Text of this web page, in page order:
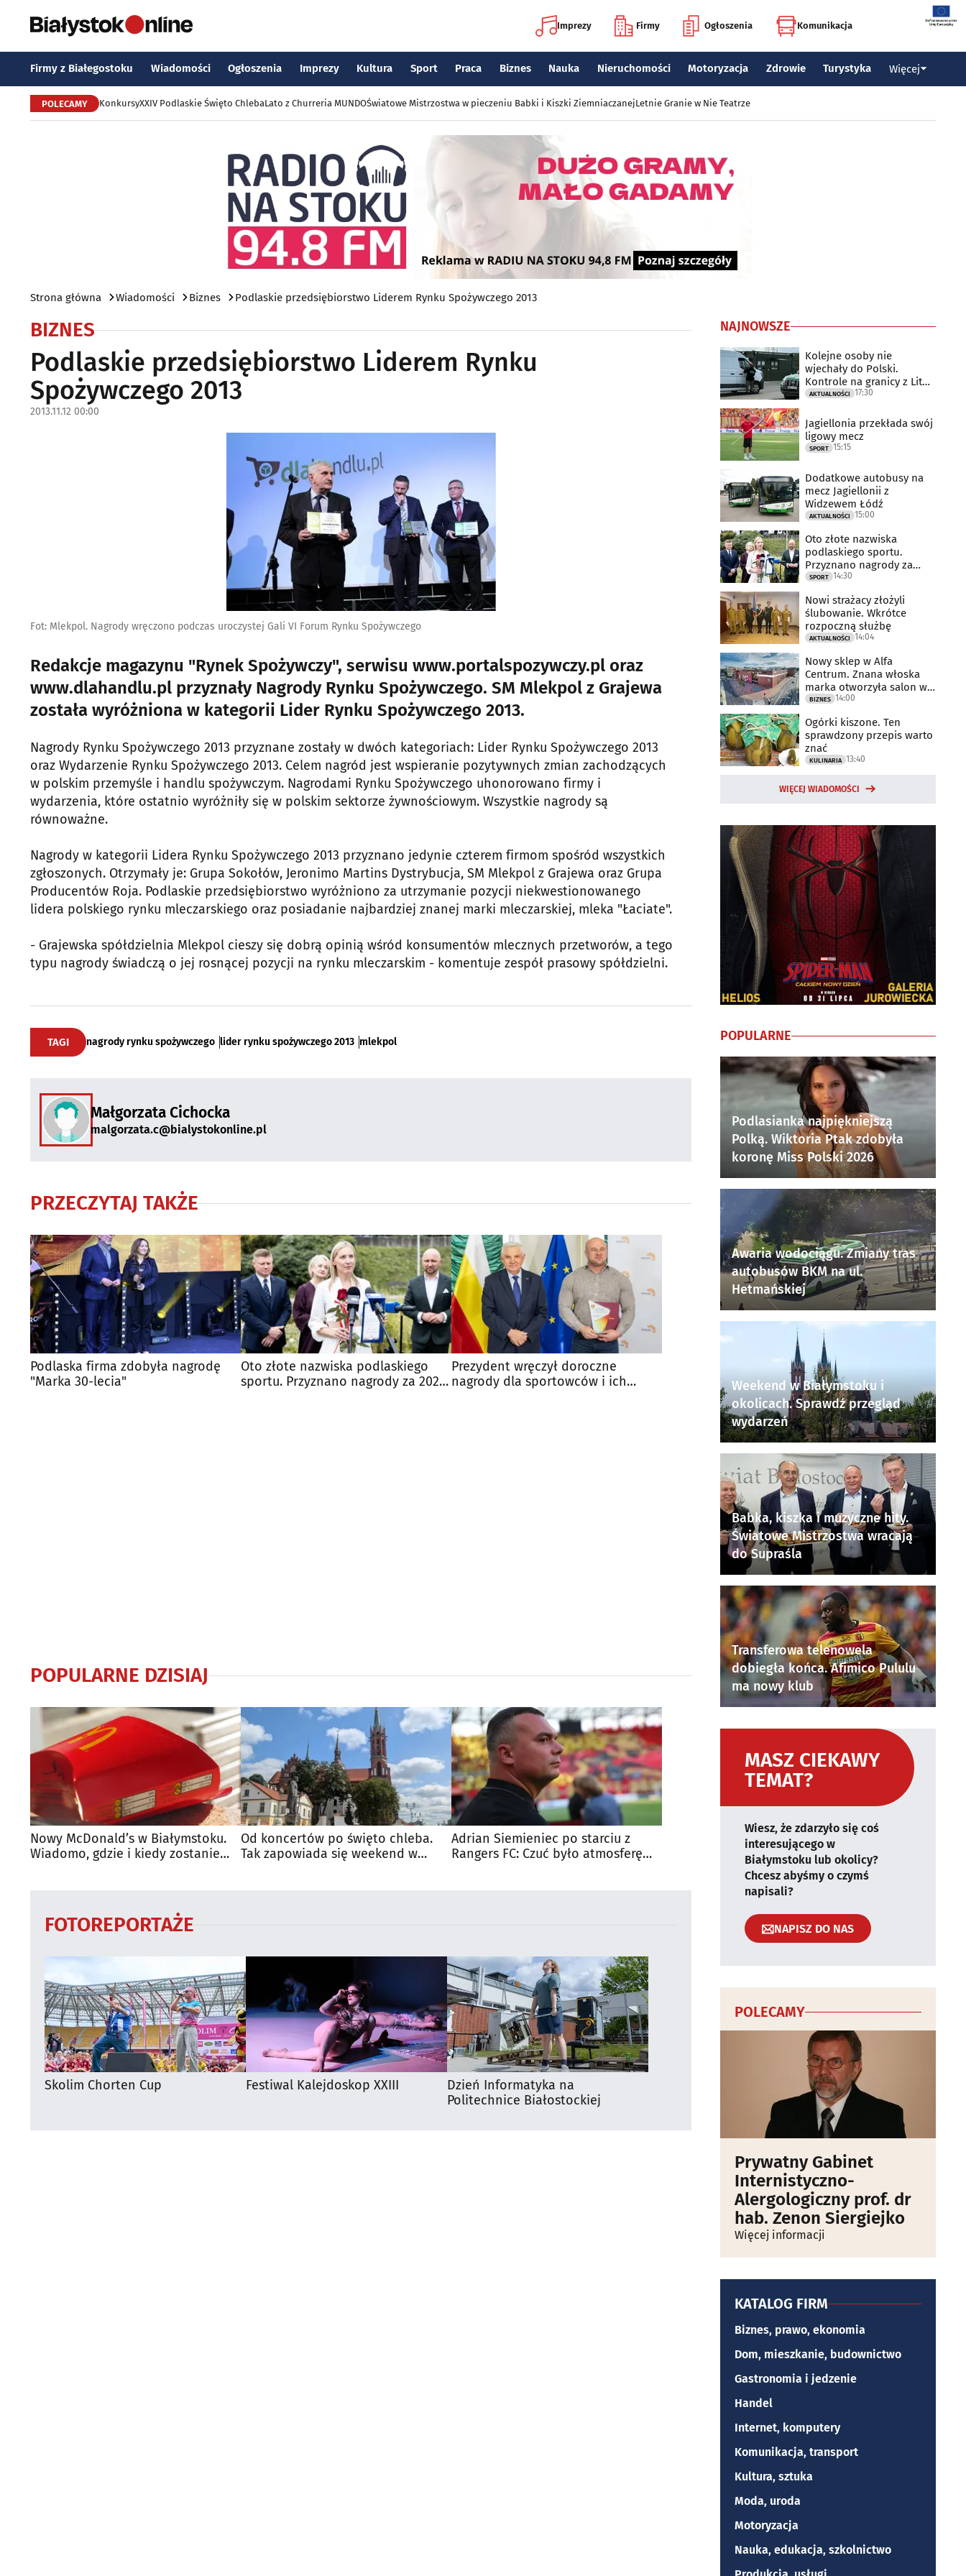
Imprezy Firmy Ogłoszenia Komunikacja
Firmy z Białegostoku Wiadomości Ogłoszenia Imprezy Kultura Sport Praca Biznes Nauka Nieruchomości Motoryzacja Zdrowie Turystyka Więcej
POLECAMY KonkursyXXIV Podlaskie Święto ChlebaLato z Churreria MUNDOŚwiatowe Mistrzostwa w pieczeniu Babki i Kiszki ZiemniaczanejLetnie Granie w Nie Teatrze
Strona główna Wiadomości Biznes Podlaskie przedsiębiorstwo Liderem Rynku Spożywczego 2013
BIZNES
Podlaskie przedsiębiorstwo Liderem Rynku
Spożywczego 2013
2013.11.12 00:00
Fot: Mlekpol. Nagrody wręczono podczas uroczystej Gali VI Forum Rynku Spożywczego
Redakcje magazynu "Rynek Spożywczy", serwisu www.portalspozywczy.pl oraz
www.dlahandlu.pl przyznały Nagrody Rynku Spożywczego. SM Mlekpol z Grajewa
została wyróżniona w kategorii Lider Rynku Spożywczego 2013.
Nagrody Rynku Spożywczego 2013 przyznane zostały w dwóch kategoriach: Lider Rynku Spożywczego 2013
oraz Wydarzenie Rynku Spożywczego 2013. Celem nagród jest wspieranie pozytywnych zmian zachodzących
w polskim przemyśle i handlu spożywczym. Nagrodami Rynku Spożywczego uhonorowano firmy i
wydarzenia, które ostatnio wyróżniły się w polskim sektorze żywnościowym. Wszystkie nagrody są
równoważne.
Nagrody w kategorii Lidera Rynku Spożywczego 2013 przyznano jedynie czterem firmom spośród wszystkich
zgłoszonych. Otrzymały je: Grupa Sokołów, Jeronimo Martins Dystrybucja, SM Mlekpol z Grajewa oraz Grupa
Producentów Roja. Podlaskie przedsiębiorstwo wyróżniono za utrzymanie pozycji niekwestionowanego
lidera polskiego rynku mleczarskiego oraz posiadanie najbardziej znanej marki mleczarskiej, mleka "Łaciate".
- Grajewska spółdzielnia Mlekpol cieszy się dobrą opinią wśród konsumentów mlecznych przetworów, a tego
typu nagrody świadczą o jej rosnącej pozycji na rynku mleczarskim - komentuje zespół prasowy spółdzielni.
TAGI nagrody rynku spożywczego lider rynku spożywczego 2013 mlekpol
Małgorzata Cichocka
malgorzata.c@bialystokonline.pl
PRZECZYTAJ TAKŻE
Podlaska firma zdobyła nagrodę
"Marka 30-lecia"
Oto złote nazwiska podlaskiego
sportu. Przyznano nagrody za 2025
Prezydent wręczył doroczne
nagrody dla sportowców i ich
POPULARNE DZISIAJ
Nowy McDonald’s w Białymstoku.
Wiadomo, gdzie i kiedy zostanie
Od koncertów po święto chleba.
Tak zapowiada się weekend w
Adrian Siemieniec po starciu z
Rangers FC: Czuć było atmosferę
FOTOREPORTAŻE
Skolim Chorten Cup Festiwal Kalejdoskop XXIII
Dzień Informatyka na
Politechnice Białostockiej
NAJNOWSZE
Kolejne osoby nie
wjechały do Polski.
Kontrole na granicy z Litwą
trwają
AKTUALNOŚCI 17:30
Jagiellonia przekłada swój
ligowy mecz
SPORT 15:15
Dodatkowe autobusy na
mecz Jagiellonii z
Widzewem Łódź
AKTUALNOŚCI 15:00
Oto złote nazwiska
podlaskiego sportu.
Przyznano nagrody za
2025 rok
SPORT 14:30
Nowi strażacy złożyli
ślubowanie. Wkrótce
rozpoczną służbę
AKTUALNOŚCI 14:04
Nowy sklep w Alfa
Centrum. Znana włoska
marka otworzyła salon w
Białymstoku
BIZNES 14:00
Ogórki kiszone. Ten
sprawdzony przepis warto
znać
KULINARIA 13:40
WIĘCEJ WIADOMOŚCI
POPULARNE
Podlasianka najpiękniejszą
Polką. Wiktoria Ptak zdobyła
koronę Miss Polski 2026
Awaria wodociągu. Zmiany tras
autobusów BKM na ul.
Hetmańskiej
Weekend w Białymstoku i
okolicach. Sprawdź przegląd
wydarzeń
Babka, kiszka i muzyczne hity.
Światowe Mistrzostwa wracają
do Supraśla
Transferowa telenowela
dobiegła końca. Afimico Pululu
ma nowy klub
MASZ CIEKAWY
TEMAT?
Wiesz, że zdarzyło się coś
interesującego w
Białymstoku lub okolicy?
Chcesz abyśmy o czymś
napisali?
NAPISZ DO NAS
POLECAMY
Prywatny Gabinet
Internistyczno-
Alergologiczny prof. dr
hab. Zenon Siergiejko
Więcej informacji
KATALOG FIRM
Biznes, prawo, ekonomia
Dom, mieszkanie, budownictwo
Gastronomia i jedzenie
Handel
Internet, komputery
Komunikacja, transport
Kultura, sztuka
Moda, uroda
Motoryzacja
Nauka, edukacja, szkolnictwo